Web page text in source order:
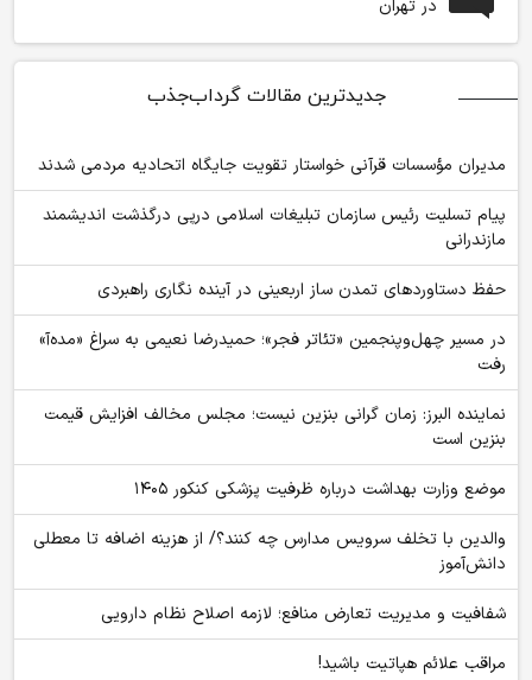
در تهران
جدیدترین مقالات گرداب‌جذب
مدیران مؤسسات قرآنی خواستار تقویت جایگاه اتحادیه‌ مردمی شدند
پیام تسلیت رئیس سازمان تبلیغات اسلامی درپی درگذشت اندیشمند
مازندرانی
حفظ دستاوردهای تمدن ساز اربعینی در آینده نگاری راهبردی
در مسیر چهل‌وپنجمین «تئاتر فجر»؛ حمیدرضا نعیمی به سراغ «مده‌آ»
رفت
نماینده البرز: زمان گرانی بنزین نیست؛ مجلس مخالف افزایش قیمت
بنزین است
موضع وزارت بهداشت درباره ظرفیت پزشکی کنکور ۱۴۰۵
والدین با تخلف سرویس مدارس چه کنند؟/ از هزینه اضافه تا معطلی
دانش‌آموز
شفافیت و مدیریت تعارض منافع؛ لازمه اصلاح نظام دارویی
مراقب علائم هپاتیت باشید!